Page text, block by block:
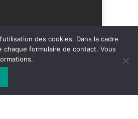
des cookies. Dans la cadre
formulaire de contact. Vous